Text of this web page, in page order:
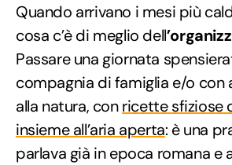
Quando arrivano i mesi più
cosa c’è di meglio dell
Passare una giornata
compagnia di famiglia e/o con
alla natura, conricette sfiziose
insieme all’aria aperta: è una
parlava già in epoca romana e